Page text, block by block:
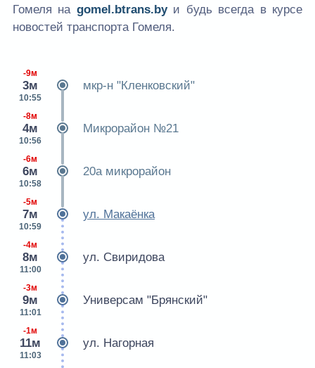
Гомеля на gomel.btrans.byи будь всегда в курсе
новостей транспорта Гомеля.
-9м
3м
10:55
мкр-н "Кленковский"
-8м
4м
10:56
Микрорайон №21
-6м
6м
10:58
20а микрорайон
-5м
7м
10:59
ул. Макаёнка
-4м
8м
11:00
ул. Свиридова
-3м
9м
11:01
Универсам "Брянский"
-1м
11м
11:03
ул. Нагорная